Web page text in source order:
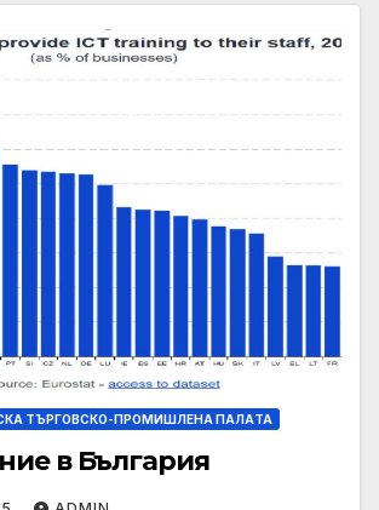
ТЪРГОВСКО-ПРОМИШЛЕНА ПАЛAТА
в България